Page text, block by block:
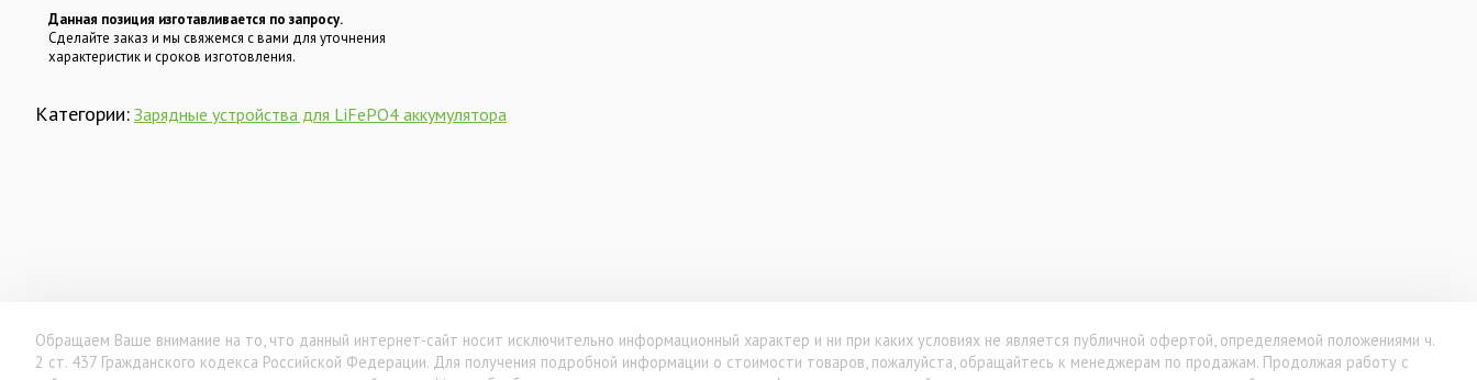
Данная позиция изготавливается по запросу.
Сделайте заказ и мы свяжемся с вами для уточнения
характеристик и сроков изготовления.
Категории: Зарядные устройства для LiFePO4 аккумулятора
Обращаем Ваше внимание на то, что данный интернет-сайт носит исключительно информационный характер и ни при каких условиях не является публичной офертой, определяемой положениями ч.
2 ст. 437 Гражданского кодекса Российской Федерации. Для получения подробной информации о стоимости товаров, пожалуйста, обращайтесь к менеджерам по продажам. Продолжая работу с